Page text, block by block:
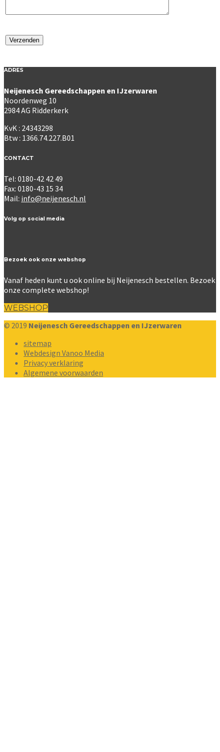
ADRES
Neijenesch Gereedschappen en IJzerwaren
Noordenweg 10
2984 AG Ridderkerk
KvK : 24343298
Btw : 1366.74.227.B01
CONTACT
Tel: 0180-42 42 49
Fax: 0180-43 15 34
Mail: info@neijenesch.nl
Volg op social media
Bezoek ook onze webshop
Vanaf heden kunt u ook online bij Neijenesch bestellen. Bezoek
onze complete webshop!
WEBSHOP
© 2019 Neijenesch Gereedschappen en IJzerwaren
sitemap
Webdesign Vanoo Media
Privacy verklaring
Algemene voorwaarden